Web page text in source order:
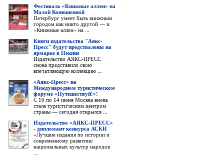
Фестиваль «Книжные аллеи» на
Малой Конюшенной
Петербург умеет быть книжным
городом как никто другой — и
«Книжные аллеи» на ...
Книги издательства "Аякс-
Пресс" будут предствалены на
ярмарке в Пекине
Издательство АЯКС-ПРЕСС
снова представило свою
впечатляющую коллекцию ...
«Аякс-Пресс» на
Международном туристическом
форуме «Путешествуй!»!
С 10 по 14 июня Москва вновь
стала туристическим центром
страны — сегодня открылся ...
Издательство «АЯКС-ПРЕСС»
- дипломант конкурса АСКИ
«Лучшие издания по истории и
современному развитию
национальных культур народов